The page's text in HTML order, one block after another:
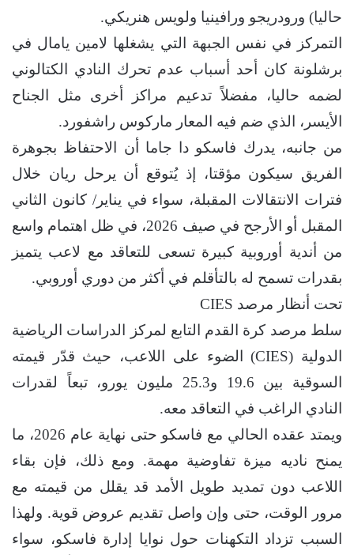
حاليا) ورودريجو ورافينيا ولويس هنريكي.
التمركز في نفس الجبهة التي يشغلها لامين يامال في
برشلونة كان أحد أسباب عدم تحرك النادي الكتالوني
لضمه حاليا، مفضلاً تدعيم مراكز أخرى مثل الجناح
الأيسر، الذي ضم فيه المعار ماركوس راشفورد.
من جانبه، يدرك فاسكو دا جاما أن الاحتفاظ بجوهرة
الفريق سيكون مؤقتا، إذ يُتوقع أن يرحل ريان خلال
فترات الانتقالات المقبلة، سواء في يناير/ كانون الثاني
المقبل أو الأرجح في صيف 2026، في ظل اهتمام واسع
من أندية أوروبية كبيرة تسعى للتعاقد مع لاعب يتميز
بقدرات تسمح له بالتأقلم في أكثر من دوري أوروبي.
تحت أنظار مرصد CIES
سلط مرصد كرة القدم التابع لمركز الدراسات الرياضية
الدولية (CIES) الضوء على اللاعب، حيث قدّر قيمته
السوقية بين 19.6 و25.3 مليون يورو، تبعاً لقدرات
النادي الراغب في التعاقد معه.
ويمتد عقده الحالي مع فاسكو حتى نهاية عام 2026، ما
يمنح ناديه ميزة تفاوضية مهمة. ومع ذلك، فإن بقاء
اللاعب دون تمديد طويل الأمد قد يقلل من قيمته مع
مرور الوقت، حتى وإن واصل تقديم عروض قوية. ولهذا
السبب تزداد التكهنات حول نوايا إدارة فاسكو، سواء